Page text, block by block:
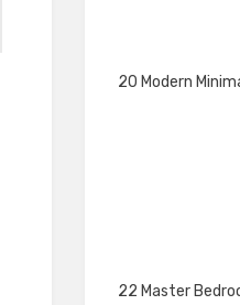
20 Modern
22 Master